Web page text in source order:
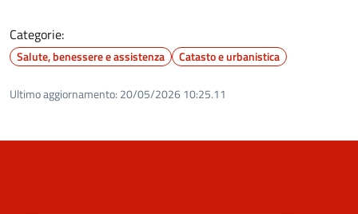
Categorie:
Salute, benessere e assistenza Catasto e urbanistica
Ultimo aggiornamento: 20/05/2026 10:25.11